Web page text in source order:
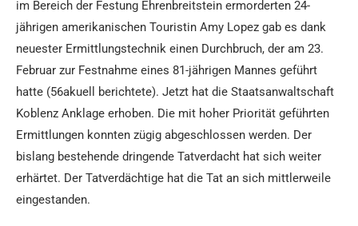
im Bereich der Festung Ehrenbreitstein ermorderten 24-
jährigen amerikanischen Touristin Amy Lopez gab es dank
neuester Ermittlungstechnik einen Durchbruch, der am 23.
Februar zur Festnahme eines 81-jährigen Mannes geführt
hatte (56akuell berichtete). Jetzt hat die Staatsanwaltschaft
Koblenz Anklage erhoben. Die mit hoher Priorität geführten
Ermittlungen konnten zügig abgeschlossen werden. Der
bislang bestehende dringende Tatverdacht hat sich weiter
erhärtet. Der Tatverdächtige hat die Tat an sich mittlerweile
eingestanden.